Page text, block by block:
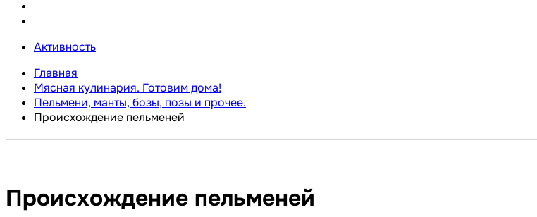
Активность
Главная
Мясная кулинария. Готовим дома!
Пельмени, манты, бозы, позы и прочее.
Происхождение пельменей
Происхождение пельменей